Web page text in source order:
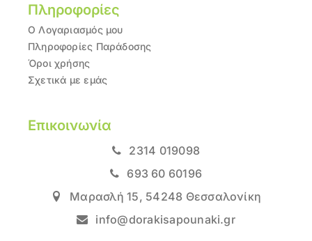
Πληροφορίες
Ο Λογαριασμός μου
Πληροφορίες Παράδοσης
Όροι χρήσης
Σχετικά με εμάς
Επικοινωνία
2314 019098
693 60 60196
Μαρασλή 15, 54248 Θεσσαλονίκη
info@dorakisapounaki.gr